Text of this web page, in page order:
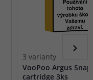
3 varianty
VooPoo Argus
cartridge 3ks